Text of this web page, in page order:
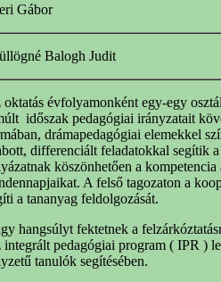
Gábor
Balogh Judit
oktatás évfolyamonként egy-egy
időszak pedagógiai irányzatait
drámapedagógiai elemekkel
differenciált feladatokkal segítik
köszönhetően a
A felső tagozaton a
a tananyag feldolgozását.
hangsúlyt fektetnek a
integrált pedagógiai program ( IPR )
tanulók segítésében.